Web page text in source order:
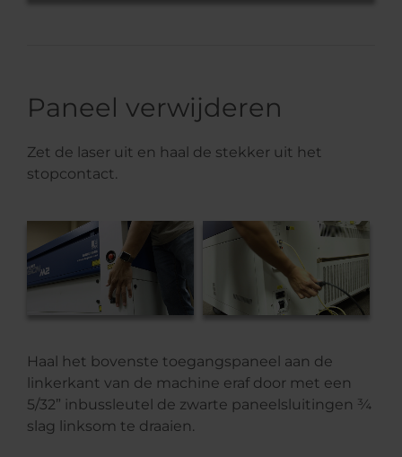
Paneel verwijderen
Zet de laser uit en haal de stekker uit het
stopcontact.
Haal het bovenste toegangspaneel aan de
linkerkant van de machine eraf door met een
5/32” inbussleutel de zwarte paneelsluitingen ¾
slag linksom te draaien.